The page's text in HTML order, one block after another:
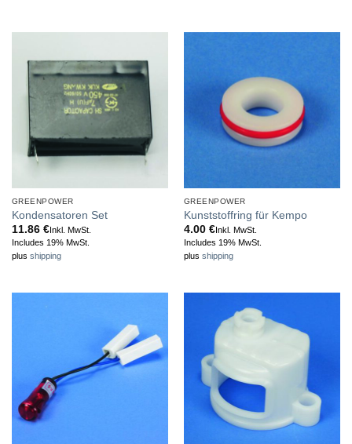
GREENPOWER
Kondensatoren Set
11.86 €Inkl. MwSt.
Includes 19% MwSt.
plus shipping
GREENPOWER
Kunststoffring für Kempo
4.00 €Inkl. MwSt.
Includes 19% MwSt.
plus shipping